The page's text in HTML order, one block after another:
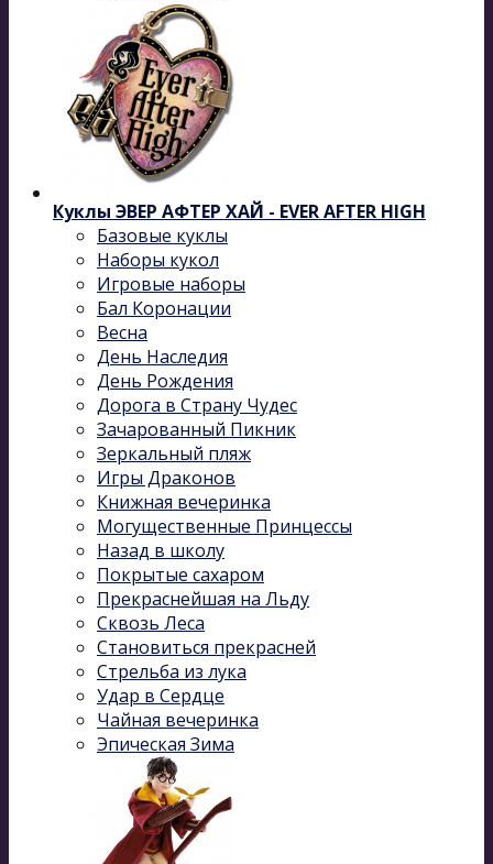
Куклы ЭВЕР АФТЕР ХАЙ - EVER AFTER HIGH
Базовые куклы
Наборы кукол
Игровые наборы
Бал Коронации
Весна
День Наследия
День Рождения
Дорога в Страну Чудес
Зачарованный Пикник
Зеркальный пляж
Игры Драконов
Книжная вечеринка
Могущественные Принцессы
Назад в школу
Покрытые сахаром
Прекраснейшая на Льду
Сквозь Леса
Становиться прекрасней
Стрельба из лука
Удар в Сердце
Чайная вечеринка
Эпическая Зима